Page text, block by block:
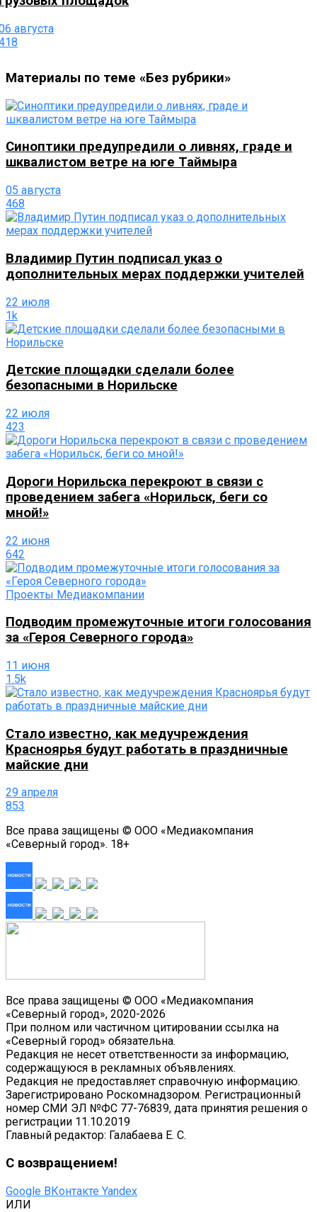
августа
Материалы по теме «Без рубрики»
Синоптики предупредили о ливнях, граде и
шквалистом ветре на юге Таймыра
05 августа
468
Владимир Путин подписал указ о
дополнительных мерах поддержки учителей
22 июля
1k
Детские площадки сделали более
безопасными в Норильске
22 июля
423
Дороги Норильска перекроют в связи с
проведением забега «Норильск, беги со
мной!»
22 июня
642
Проекты Медиакомпании
Подводим промежуточные итоги голосования
за «Героя Северного города»
11 июня
1.5k
Стало известно, как медучреждения
Красноярья будут работать в праздничные
майские дни
29 апреля
853
Все права защищены © ООО «Медиакомпания
«Северный город». 18+
Все права защищены © ООО «Медиакомпания
«Северный город», 2020-2026
При полном или частичном цитировании ссылка на
«Северный город» обязательна.
Редакция не несет ответственности за информацию,
содержащуюся в рекламных объявлениях.
Редакция не предоставляет справочную информацию.
Зарегистрировано Роскомнадзором. Регистрационный
номер СМИ ЭЛ №ФС 77-76839, дата принятия решения о
регистрации 11.10.2019
Главный редактор: Галабаева Е. С.
С возвращением!
Google ВКонтакте Yandex
ИЛИ